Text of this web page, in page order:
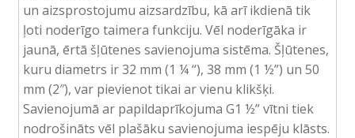
un aizsprostojumu aizsardzību, kā arī ikdienā tik
ļoti noderīgo taimera funkciju. Vēl noderīgāka ir
jaunā, ērtā šļūtenes savienojuma sistēma. Šļūtenes,
kuru diametrs ir 32 mm (1 ¼ “), 38 mm (1 ½”) un 50
mm (2″), var pievienot tikai ar vienu klikšķi.
Savienojumā ar papildaprīkojuma G1 ½” vītni tiek
nodrošināts vēl plašāku savienojuma iespēju klāsts.